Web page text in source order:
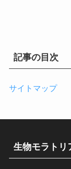
記事の目次
サイトマップ
生物モラトリ